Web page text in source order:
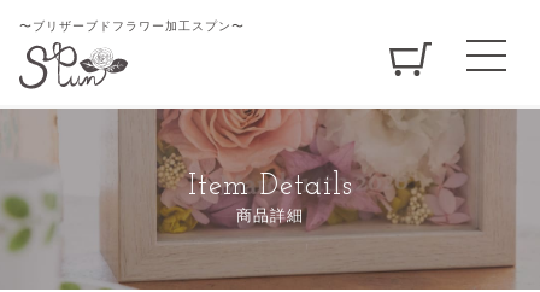
〜ブリザーブドフラワー加工スプン〜
Item Details
商品詳細